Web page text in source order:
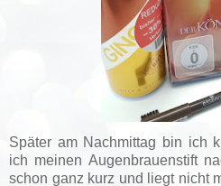
Später am Nachmittag bin ich
ich meinen Augenbrauenstift
schon ganz kurz und liegt nicht